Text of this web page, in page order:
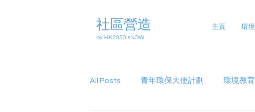
社區營造
by HK2050isNOW
主頁 環
All Posts 青年環保大使計劃 環境教